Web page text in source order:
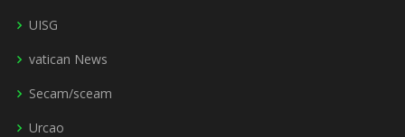
UISG
vatican News
Secam/sceam
Urcao